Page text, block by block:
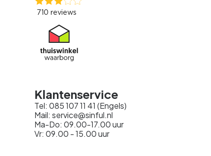
Klantenservice
Tel: 085 107 11 41 (Engels)
Mail: service@sinful.nl
Ma-Do: 09.00-17.00 uur
Vr: 09.00 - 15.00 uur